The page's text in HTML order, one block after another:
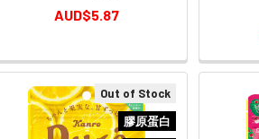
AUD$5.87
Out of Stock
膠原蛋白